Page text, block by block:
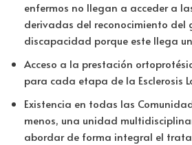
enfermos no llegan a acceder a
derivadas del reconocimiento del
discapacidad porque este llega
Acceso a la prestación
para cada etapa de la Esclerosis
Existencia en todas las
menos, una unidad
abordar de forma integral el